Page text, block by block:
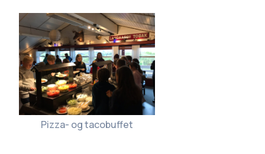
Pizza- og tacobuffet